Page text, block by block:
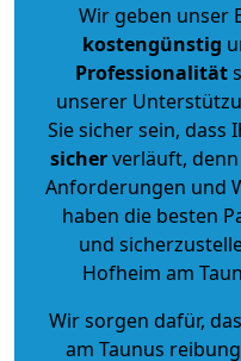
Wir geben unser
kostengünstig
Professionalität
unserer
Sie sicher sein, dass
sicherverläuft, denn
Anforderungen und
haben die besten
und
Hofheim am
Wir sorgen dafür,
am Taunus